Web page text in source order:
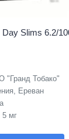
Slims 6.2/
"Гранд Тобако"
Ереван
5 мг